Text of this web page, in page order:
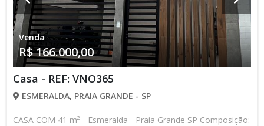
Venda
R$ 166.000,00
Casa - REF: VNO365
ESMERALDA, PRAIA GRANDE - SP
CASA COM 41 m² - Esmeralda - Praia Grande SP Composição: